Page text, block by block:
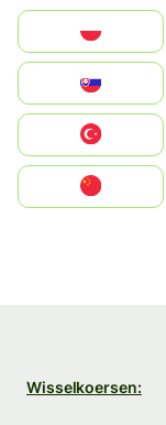
United States
中國香港特別行政區
Wisselkoersen: